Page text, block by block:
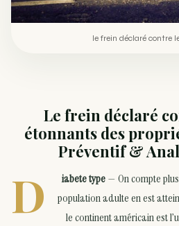
le frein déclaré contre
Le frein déclaré
étonnants des
Préventif &
D iabete type— On compte
population adulte en est
le continent américain est